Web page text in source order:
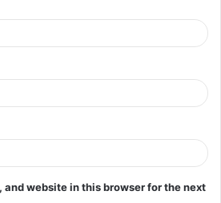
and website in this browser for the next